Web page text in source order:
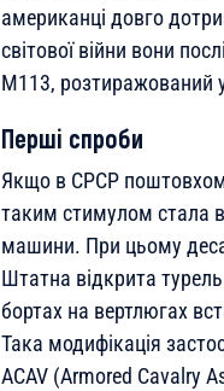
американці довго
світової війни вони
М113, розтиражований
Перші спроби
Якщо в СРСР
таким стимулом стала
машини. При цьому
Штатна відкрита
бортах на вертлюгах
Така модифікація
ACAV (Armored Cavalry